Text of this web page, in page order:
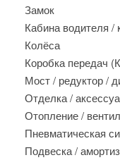
Замок
Кабина водителя /
Колёса
Коробка передач
Мост / редуктор /
Отделка /
Отопление /
Пневматическая
Подвеска /